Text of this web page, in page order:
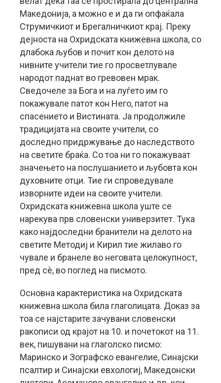
Македонија, а можно е и да ги опфаќала
Струмичкиот и Брегалничкиот крај. Преку
дејноста на Охридската книжевна школа, со
длабока љубов и почит кон делото на
нивните учители тие го просветлувале
народот паднат во гревовен мрак.
Сведочеле за Бога и на луѓето им го
покажувале патот кон Него, патот на
спасението и Вистината. Ја продолжиле
традицијата на своите учители, со
доследно придржување до наследството
на светите браќа. Со тоа ни го покажуваат
значењето на послушанието и љубовта кон
духовните отци. Тие ги спроведувале
изворните идеи на своите учители.
Охридската книжевна школа уште се
нарекува прв словенски универзитет. Тука
како најдоследни бранители на делото на
светите Методиј и Кирил тие жилаво го
чувале и бранеле во неговата целокупност,
пред сè, во поглед на писмото.
Основна карактеристика на Охридската
книжевна школа била глаголицата. Доказ за
тоа се најстарите зачувани словенски
ракописи од крајот на 10. и почетокот на 11.
век, пишувани на глаголско писмо:
Маринско и Зографско евангелие, Синајски
псалтир и Синајски евхологиј, Македонски